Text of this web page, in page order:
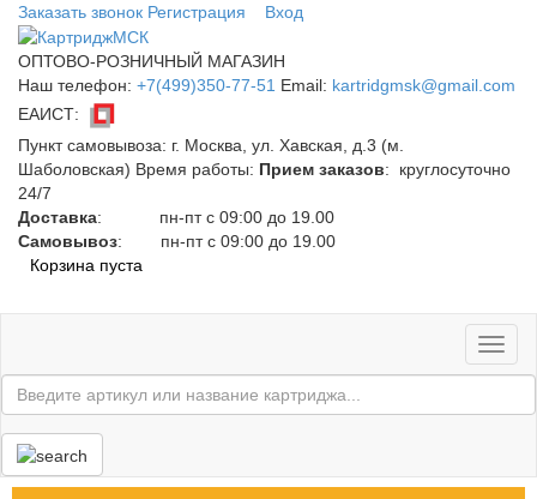
Заказать звонок Регистрация Вход
ОПТОВО-РОЗНИЧНЫЙ МАГАЗИН
Наш телефон: +7(499)350-77-51 Email: kartridgmsk@gmail.com
ЕАИСТ:
Пункт самовывоза: г. Москва, ул. Хавская, д.3 (м.
Шаболовская) Время работы: Прием заказов: круглосуточно
24/7
Доставка: пн-пт с 09:00 до 19.00
Самовывоз: пн-пт с 09:00 до 19.00
Корзина пуста